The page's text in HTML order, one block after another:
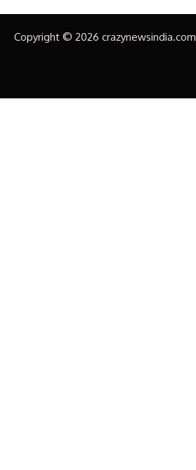
Copyright © 2026 crazynewsindia.com